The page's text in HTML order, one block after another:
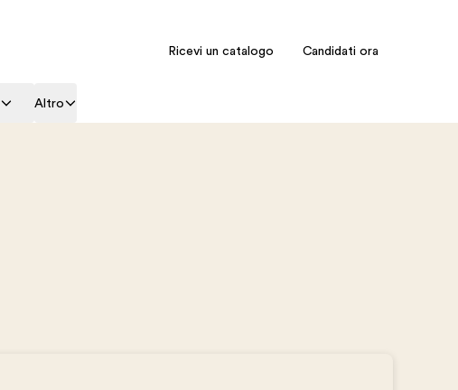
Ricevi un catalogo Candidati ora
Altro